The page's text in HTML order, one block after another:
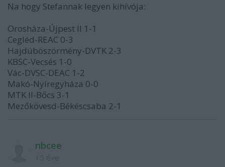
Na hogy Stefannak legyen kihívója:
Orosháza-Újpest II 1-1
Cegléd-REAC 0-3
Hajdúböszörmény-DVTK 2-3
KBSC-Vecsés 1-0
Vác-DVSC-DEAC 1-2
Makó-Nyíregyháza 0-0
MTK II-Bőcs 3-1
Mezőkövesd-Békéscsaba 2-1
nbcee